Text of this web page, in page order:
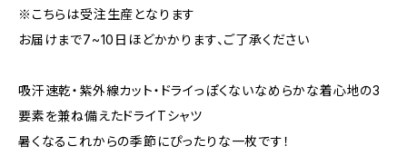
※こちらは受注生産となります
お届けまで7~10日ほどかかります、ご了承ください
吸汗速乾・紫外線カット・ドライっぽくないなめらかな着心地の3
要素を兼ね備えたドライTシャツ
暑くなるこれからの季節にぴったりな一枚です！